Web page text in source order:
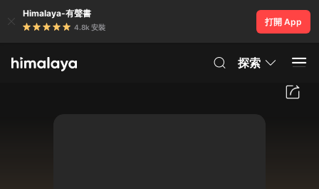
Himalaya-有聲書
4.8k 安裝
打開 App
探索